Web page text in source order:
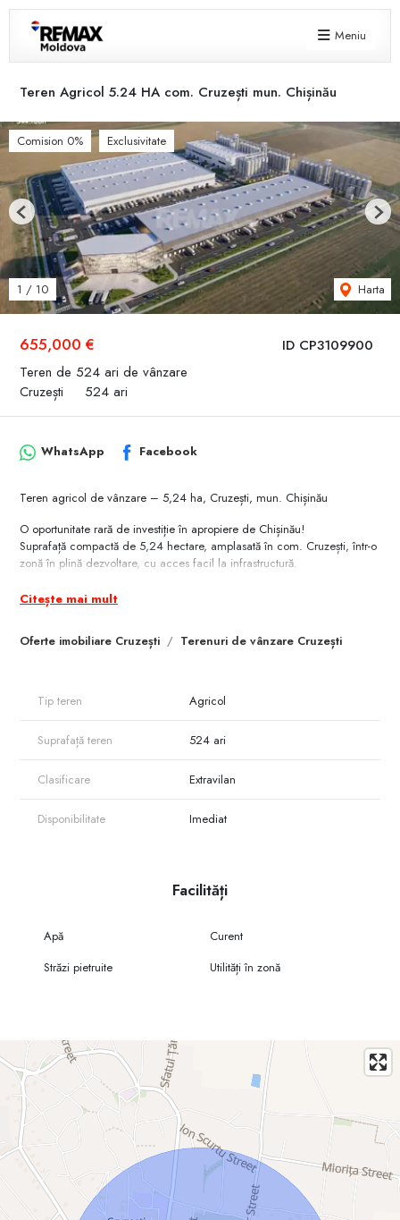
Meniu
Teren Agricol 5.24 HA com. Cruzești mun. Chișinău
ID CP3109900
655,000 €
Teren de 524 ari de vânzare
Cruzești
524 ari
Comision 0% Exclusivitate
1 / 10 Harta
Previous Next
Oferte imobiliare Cruzești Terenuri de vânzare Cruzești
WhatsApp Facebook
Teren agricol de vânzare – 5,24 ha, Cruzești, mun. Chișinău
O oportunitate rară de investiție în apropiere de Chișinău!
Suprafață compactă de 5,24 hectare, amplasată în com. Cruzești, într-o
zonă în plină dezvoltare, cu acces facil la infrastructură.
Avantaje cheie:
– Drum pietruit până la teren
– Posibilitate de conectare la apă
– Potrivit pentru activități agricole, dezvoltări agro-industriale sau
proiecte investiționale
O soluție sigură pentru investitori care urmăresc terenuri mari, bine
poziționate, cu potențial real de creștere.
Citește mai mult
Tip teren Agricol
Suprafață teren 524 ari
Clasificare Extravilan
Disponibilitate Imediat
Facilități
Apă
Curent
Străzi pietruite
Utilități în zonă